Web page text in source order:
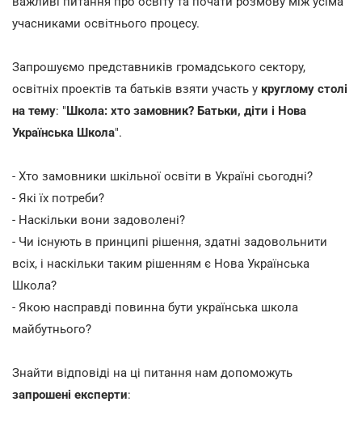
учасниками освітнього процесу.
Запрошуємо представників громадського сектору,
освітніх проектів та батьків взяти участь у круглому столі
на тему: "Школа: хто замовник? Батьки, діти і Нова
Українська Школа".
- Хто замовники шкільної освіти в Україні сьогодні?
- Які їх потреби?
- Наскільки вони задоволені?
- Чи існують в принципі рішення, здатні задовольнити
всіх, і наскільки таким рішенням є Нова Українська
Школа?
- Якою насправді повинна бути українська школа
майбутнього?
Знайти відповіді на ці питання нам допоможуть
запрошені експерти: